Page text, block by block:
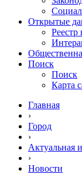
Открытые
Поиск
Поиск
Карта
Главная
›
Город
›
Актуальная
›
Новости